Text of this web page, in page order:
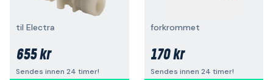
til Electra
655 kr
Sendes innen 24 timer!
forkrommet
170 kr
Sendes innen 24 timer!